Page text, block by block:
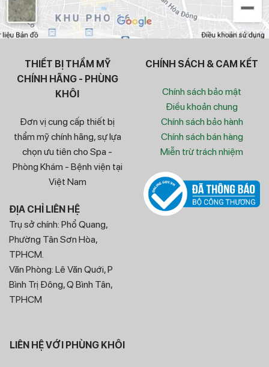
THIẾT BỊ THẨM MỸ
CHÍNH HÃNG - PHÙNG
KHÔI
Đơn vị cung cấp thiết bị
thẩm mỹ chính hãng, sự lựa
chọn ưu tiên cho Spa -
Phòng Khám - Bệnh viện tại
Việt Nam
ĐỊA CHỈ LIÊN HỆ
Trụ sở chính: Phổ Quang,
Phường Tân Sơn Hòa,
TPHCM.
Văn Phòng: Lê Văn Quới, P
Bình Trị Đông, Q Bình Tân,
TPHCM
CHÍNH SÁCH & CAM KẾT
Chính sách bảo mật
Điều khoản chung
Chính sách bảo hành
Chính sách bán hàng
Miễn trừ trách nhiệm
LIÊN HỆ VỚI PHÙNG KHÔI